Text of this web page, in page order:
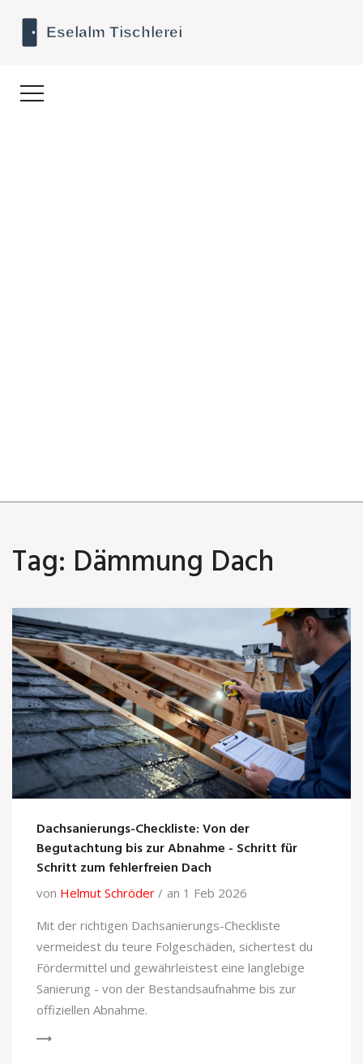
Tag: Dämmung Dach
Dachsanierungs-Checkliste: Von der
Begutachtung bis zur Abnahme - Schritt für
Schritt zum fehlerfreien Dach
von Helmut Schröder
an 1 Feb 2026
Mit der richtigen Dachsanierungs-Checkliste
vermeidest du teure Folgeschäden, sichertest du
Fördermittel und gewährleistest eine langlebige
Sanierung - von der Bestandsaufnahme bis zur
offiziellen Abnahme.